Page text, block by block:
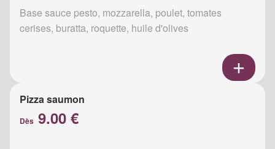
Base sauce pesto, mozzarella, poulet, tomates
cerises, buratta, roquette, huile d'olives
Pizza saumon
Dès 9.00 €